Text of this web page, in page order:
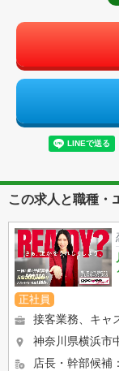
この求人と職種・
正社員